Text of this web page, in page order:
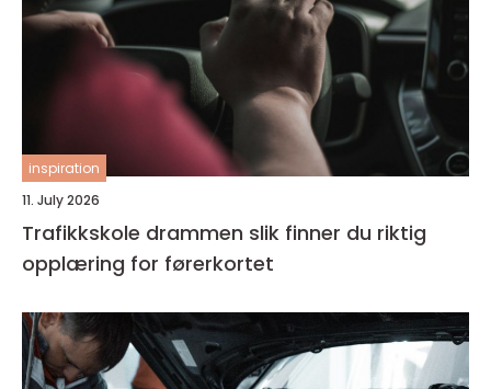
inspiration
11. July 2026
Trafikkskole drammen slik finner du riktig
opplæring for førerkortet